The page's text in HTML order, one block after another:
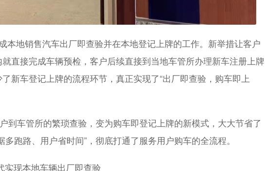
本地销售汽车出厂即查验并在本地登记上牌的工作。新举措让客户
直接完成车辆预检，客户后续直接到当地车管所办理新车注册上牌
新车登记上牌的流程环节，真正实现了“出厂即查验，购车即上
到车管所的繁琐查验，变为购车即登记上牌的新模式，大大节省了
跑路、用户省时间”，彻底打通了服务用户购车的全流程。